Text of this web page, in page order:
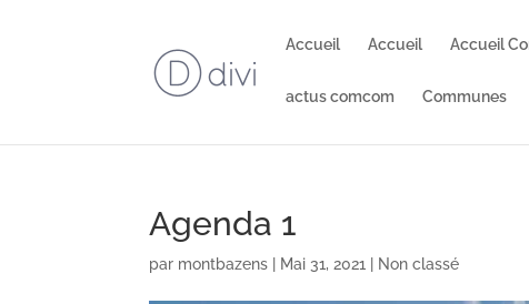
Accueil Accueil Accueil
actus comcom Communes
Agenda 1
par montbazens Mai 31, 2021 Non classé